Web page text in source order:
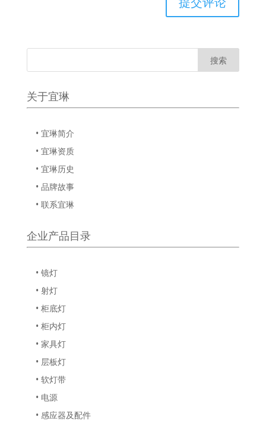
关于宜琳
• 宜琳简介
• 宜琳资质
• 宜琳历史
• 品牌故事
• 联系宜琳
企业产品目录
• 镜灯
• 射灯
• 柜底灯
• 柜内灯
• 家具灯
• 层板灯
• 软灯带
• 电源
• 感应器及配件